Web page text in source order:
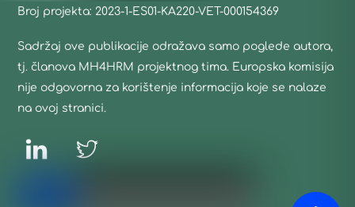
Broj projekta: 2023-1-ES01-KA220-VET-000154369
Sadržaj ove publikacije odražava samo poglede autora,
tj. članova MH4HRM projektnog tima. Europska komisija
nije odgovorna za korištenje informacija koje se nalaze
na ovoj stranici.